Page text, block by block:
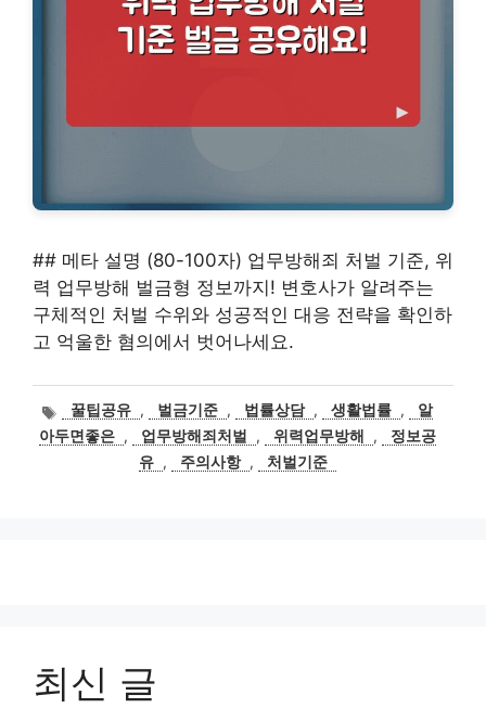
## 메타 설명 (80-100자) 업무방해죄 처벌 기준, 위
력 업무방해 벌금형 정보까지! 변호사가 알려주는
구체적인 처벌 수위와 성공적인 대응 전략을 확인하
고 억울한 혐의에서 벗어나세요.
태
그
꿀팁공유 , 벌금기준 , 법률상담 , 생활법률 ,
알
아두면좋은 , 업무방해죄처벌 , 위력업무방해 ,
정보공
유 , 주의사항 , 처벌기준
최신 글